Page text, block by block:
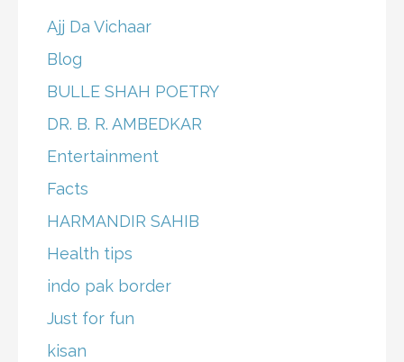
Ajj Da Vichaar
Blog
BULLE SHAH POETRY
DR. B. R. AMBEDKAR
Entertainment
Facts
HARMANDIR SAHIB
Health tips
indo pak border
Just for fun
kisan